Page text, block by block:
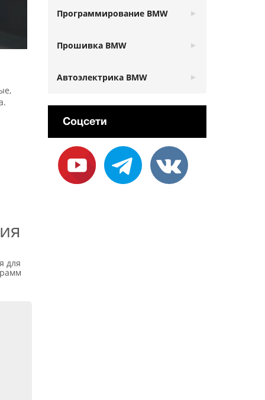
для
Программирование BMW
Прошивка BMW
Автоэлектрика BMW
Соцсети